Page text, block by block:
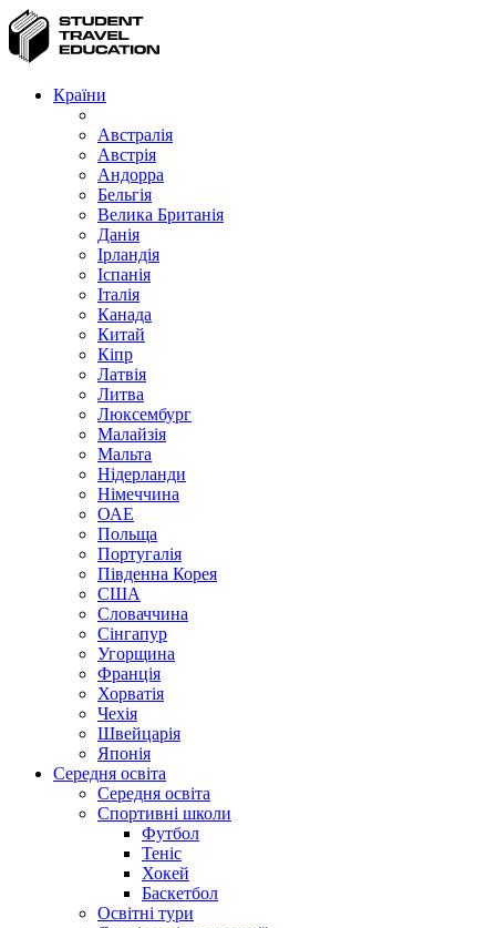
Країни
Австралія
Австрія
Андорра
Бельгія
Велика Британія
Данія
Ірландія
Іспанія
Італія
Канада
Китай
Кіпр
Латвія
Литва
Люксембург
Малайзія
Мальта
Нідерланди
Німеччина
ОАЕ
Польща
Португалія
Південна Корея
США
Словаччина
Сінгапур
Угорщина
Франція
Хорватія
Чехія
Швейцарія
Японія
Середня освіта
Середня освіта
Спортивні школи
Футбол
Теніс
Хокей
Баскетбол
Освітні тури